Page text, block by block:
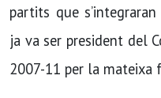
partits que
ja va ser president del
2007-11 per la mateixa